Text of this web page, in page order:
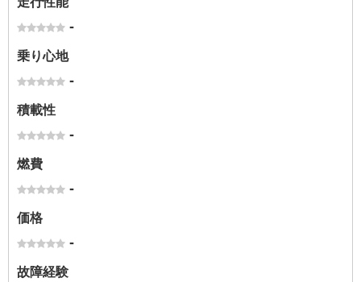
-
乗り心地
-
積載性
-
燃費
-
価格
-
故障経験